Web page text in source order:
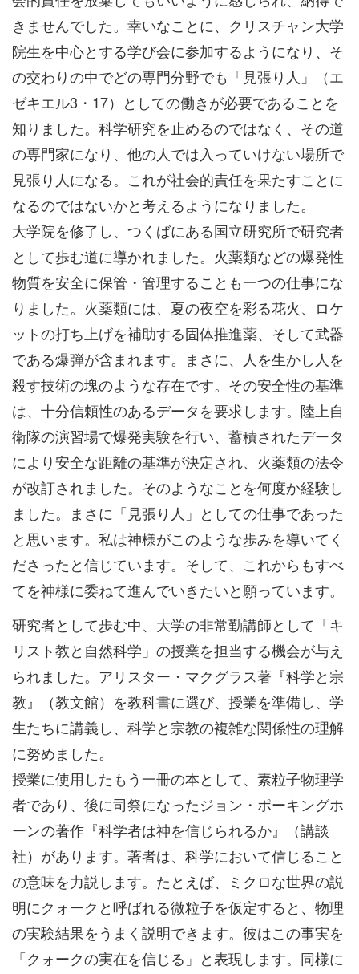
きませんでした。幸いなことに、クリスチャン大学
院生を中心とする学び会に参加するようになり、そ
の交わりの中でどの専門分野でも「見張り人」（エ
ゼキエル3・17）としての働きが必要であることを
知りました。科学研究を止めるのではなく、その道
の専門家になり、他の人では入っていけない場所で
見張り人になる。これが社会的責任を果たすことに
なるのではないかと考えるようになりました。
大学院を修了し、つくばにある国立研究所で研究者
として歩む道に導かれました。火薬類などの爆発性
物質を安全に保管・管理することも一つの仕事にな
りました。火薬類には、夏の夜空を彩る花火、ロケ
ットの打ち上げを補助する固体推進薬、そして武器
である爆弾が含まれます。まさに、人を生かし人を
殺す技術の塊のような存在です。その安全性の基準
は、十分信頼性のあるデータを要求します。陸上自
衛隊の演習場で爆発実験を行い、蓄積されたデータ
により安全な距離の基準が決定され、火薬類の法令
が改訂されました。そのようなことを何度か経験し
ました。まさに「見張り人」としての仕事であった
と思います。私は神様がこのような歩みを導いてく
ださったと信じています。そして、これからもすべ
てを神様に委ねて進んでいきたいと願っています。
研究者として歩む中、大学の非常勤講師として「キ
リスト教と自然科学」の授業を担当する機会が与え
られました。アリスター・マクグラス著『科学と宗
教』（教文館）を教科書に選び、授業を準備し、学
生たちに講義し、科学と宗教の複雑な関係性の理解
に努めました。
授業に使用したもう一冊の本として、素粒子物理学
者であり、後に司祭になったジョン・ポーキングホ
ーンの著作『科学者は神を信じられるか』（講談
社）があります。著者は、科学において信じること
の意味を力説します。たとえば、ミクロな世界の説
明にクォークと呼ばれる微粒子を仮定すると、物理
の実験結果をうまく説明できます。彼はこの事実を
「クォークの実在を信じる」と表現します。同様に